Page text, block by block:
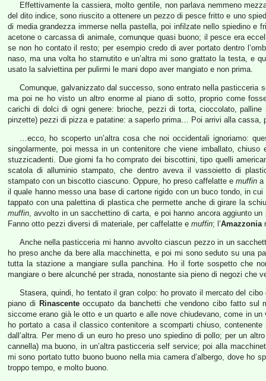
Effettivamente la cassiera, molto gentile, non parlava nemmeno
del dito indice, sono riuscito a ottenere un pezzo di pesce fritto e uno
di media grandezza immerse nella pastella, poi infilzate nello spiedino e
acetone o carcassa di animale, comunque quasi buono; il pesce era
se non ho contato il resto; per esempio credo di aver portato dentro
naso, ma una volta ho starnutito e un’altra mi sono grattato la testa, e
usato la salviettina per pulirmi le mani dopo aver mangiato e non prima.
Comunque, galvanizzato dal successo, sono entrato nella
ma poi ne ho visto un altro enorme al piano di sotto, proprio come
carichi di dolci di ogni genere: brioche, pezzi di torta, cioccolato,
pinzette) pezzi di pizza e patatine: a saperlo prima… Poi arrivi alla
…ecco, ho scoperto un’altra cosa che noi occidentali ignoriamo:
singolarmente, poi messa in un contenitore che viene imballato,
stuzzicadenti. Due giorni fa ho comprato dei biscottini, tipo quelli
scatola di alluminio stampato, che dentro aveva il vassoietto di
stampato con un biscotto ciascuno. Oppure, ho preso caffelatte e muffin a
il quale hanno messo una base di cartone rigido con un buco tondo, in
tappato con una palettina di plastica che permette anche di girare la
muffin, avvolto in un sacchettino di carta, e poi hanno ancora aggiunto
Fanno otto pezzi diversi di materiale, per caffelatte e muffin; l’Amazzonia
Anche nella pasticceria mi hanno avvolto ciascun pezzo in un
ho preso anche da bere alla macchinetta, e poi mi sono seduto su una
tutta la stazione a mangiare sulla panchina. Ho il forte sospetto che
mangiare o bere alcunché per strada, nonostante sia pieno di negozi che
Stasera, quindi, ho tentato il gran colpo: ho provato il mercato del
piano di Rinascenteoccupato da banchetti che vendono cibo fatto sul
siccome erano già le otto e un quarto e alle nove chiudevano, come in
ho portato a casa il classico contenitore a scomparti chiuso,
dall’altra. Per meno di un euro ho preso uno spiedino di pollo; per un
cannella) ma buono, in un’altra pasticceria self service; poi alla
mi sono portato tutto buono buono nella mia camera d’albergo, dove ho
troppo tempo, e molto buono.